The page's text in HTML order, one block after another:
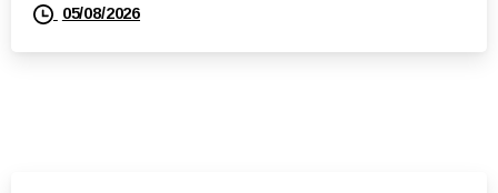
05/08/2026